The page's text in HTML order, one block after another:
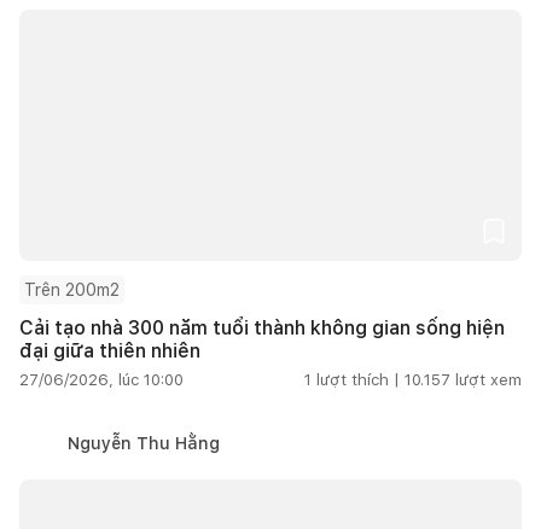
Trên 200m2
Cải tạo nhà 300 năm tuổi thành không gian sống hiện
đại giữa thiên nhiên
27/06/2026, lúc 10:00 1 lượt thích | 10.157 lượt xem
Nguyễn Thu Hằng